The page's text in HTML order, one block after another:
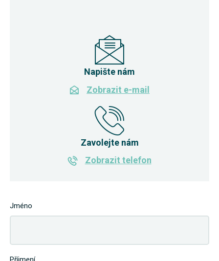
Napište nám
Zobrazit e-mail
Zavolejte nám
Zobrazit telefon
Jméno